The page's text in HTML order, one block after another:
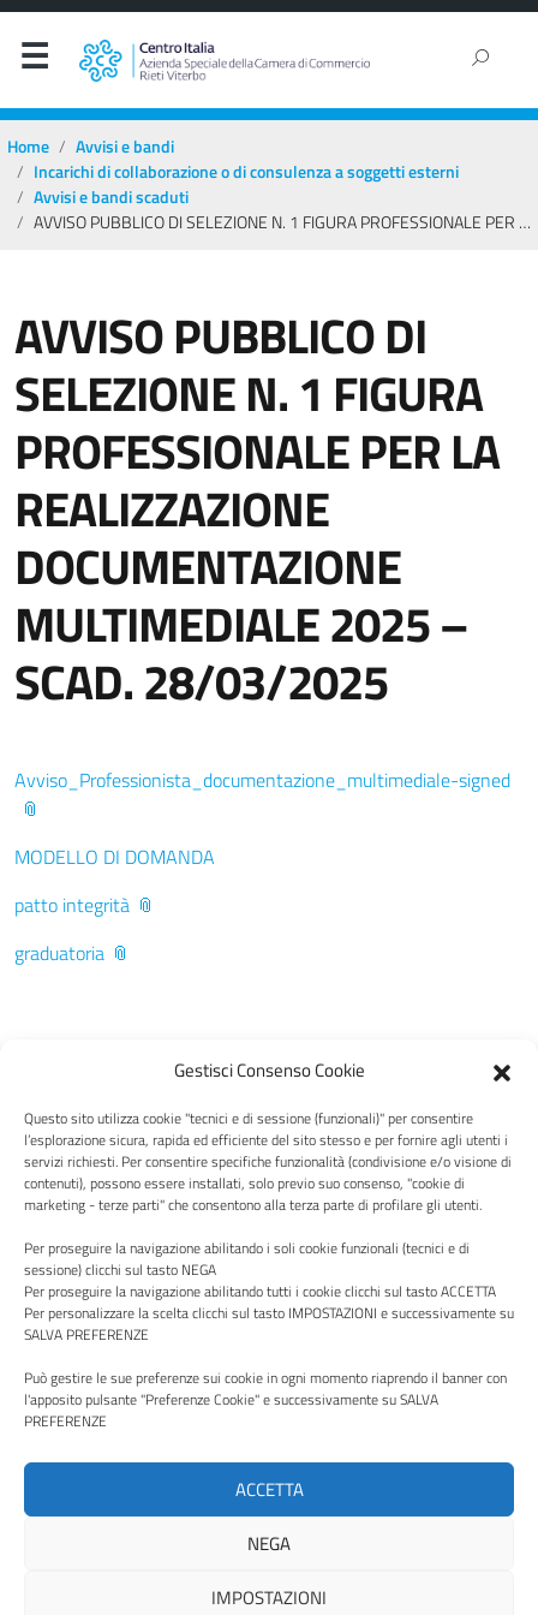
Gestisci Consenso Cookie
Questo sito utilizza cookie "tecnici e di sessione (funzionali)" per consentire
l’esplorazione sicura, rapida ed efficiente del sito stesso e per fornire agli utenti i
servizi richiesti. Per consentire specifiche funzionalità (condivisione e/o visione di
contenuti), possono essere installati, solo previo suo consenso, "cookie di
marketing - terze parti" che consentono alla terza parte di profilare gli utenti.
Per proseguire la navigazione abilitando i soli cookie funzionali (tecnici e di
sessione) clicchi sul tasto NEGA
Per proseguire la navigazione abilitando tutti i cookie clicchi sul tasto ACCETTA
Per personalizzare la scelta clicchi sul tasto IMPOSTAZIONI e successivamente su
SALVA PREFERENZE
Può gestire le sue preferenze sui cookie in ogni momento riaprendo il banner con
l'apposito pulsante "Preferenze Cookie" e successivamente su SALVA
PREFERENZE
ACCETTA
NEGA
IMPOSTAZIONI
Home
Avvisi e bandi
Incarichi di collaborazione o di consulenza a soggetti esterni
Avvisi e bandi scaduti
AVVISO PUBBLICO DI SELEZIONE N. 1 FIGURA PROFESSIONALE PER LA REALIZZAZIONE DOCUMENTAZIONE MULTIMEDIALE 2025 – SCAD. 28/03/2025
AVVISO PUBBLICO DI
SELEZIONE N. 1 FIGURA
PROFESSIONALE PER LA
REALIZZAZIONE
DOCUMENTAZIONE
MULTIMEDIALE 2025 –
SCAD. 28/03/2025
Avviso_Professionista_documentazione_multimediale-signed
MODELLO DI DOMANDA
patto integrità
graduatoria
Centro Italia
Via P. Borsellino, 16 - 02100 Rieti - Viale Trieste, 127, 01100
Viterbo
Codice Fiscale e Partita Iva: 00987490570
PEC:aziendacentroitalia@pec.it